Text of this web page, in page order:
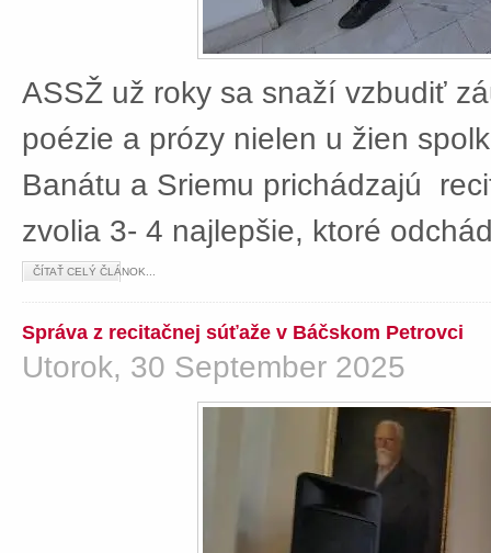
ASSŽ už roky sa snaží vzbudiť
poézie a prózy nielen u žien
Banátu a Sriemu prichádzajú
zvolia 3- 4 najlepšie, ktoré
ČÍTAŤ CELÝ ČLÁNOK...
Správa z recitačnej súťaže v Báčskom Petrovci
Utorok, 30 September 2025